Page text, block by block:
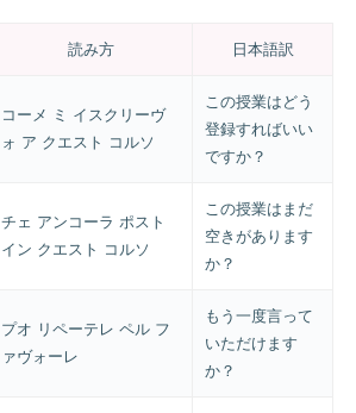
読み方 日本語訳
コーメ ミ イスクリーヴ
ォ ア クエスト コルソ
この授業はどう
登録すればいい
ですか？
チェ アンコーラ ポスト
イン クエスト コルソ
この授業はまだ
空きがあります
か？
プオ リペーテレ ペル フ
ァヴォーレ
もう一度言って
いただけます
か？